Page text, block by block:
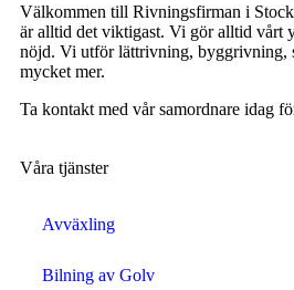
Välkommen till Rivningsfirman i
är alltid det viktigast. Vi gör alltid vårt
nöjd. Vi utför lättrivning, byggrivning,
mycket mer.
Ta kontakt med vår samordnare idag
Våra tjänster
Avväxling
Bilning av Golv